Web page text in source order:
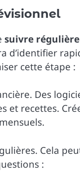
suivre
cette étape :
Des
et recettes.
Cela
: